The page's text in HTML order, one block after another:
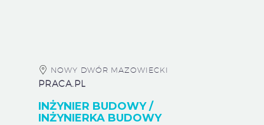
NOWY DWÓR MAZOWIECKI
PRACA.PL
INŻYNIER BUDOWY /
INŻYNIERKA BUDOWY